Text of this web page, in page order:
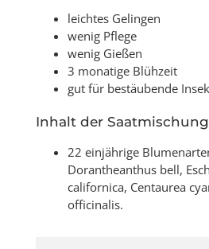
leichtes Gelingen
wenig Pflege
wenig Gießen
3 monatige Blühzeit
gut für bestäubende
Inhalt der Saatmischung
22 einjährige
Dorantheanthus bell,
californica, Centaurea
officinalis.